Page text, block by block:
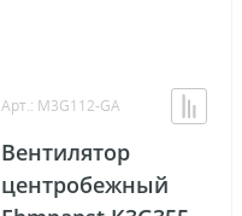
Арт.: M3G112-GA
Вентилятор
центробежный